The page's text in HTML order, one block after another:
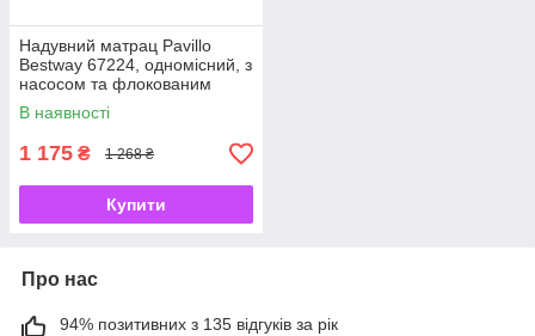
Надувний матрац Pavillo
Bestway 67224, одномісний, з
насосом та флокованим
покриттям, 99 х 188 х 22 см
В наявності
1 175 ₴ 1 268 ₴
Купити
Про нас
94% позитивних з 135 відгуків за рік